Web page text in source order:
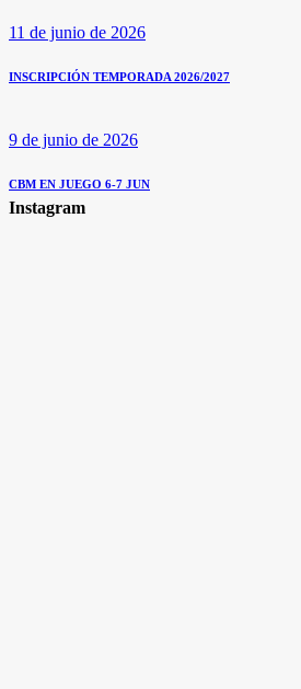
11 de junio de 2026
INSCRIPCIÓN TEMPORADA 2026/2027
9 de junio de 2026
CBM EN JUEGO 6-7 JUN
Instagram